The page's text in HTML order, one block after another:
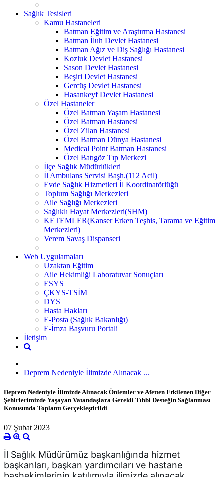
Sağlık Tesisleri
Kamu Hastaneleri
Batman Eğitim ve Araştırma Hastanesi
Batman İluh Devlet Hastanesi
Batman Ağız ve Diş Sağlığı Hastanesi
Kozluk Devlet Hastanesi
Sason Devlet Hastanesi
Beşiri Devlet Hastanesi
Gercüş Devlet Hastanesi
Hasankeyf Devlet Hastanesi
Özel Hastaneler
Özel Batman Yaşam Hastanesi
Özel Batman Hastanesi
Özel Zilan Hastanesi
Özel Batman Dünya Hastanesi
Medical Point Batman Hastanesi
Özel Batıgöz Tıp Merkezi
İlçe Sağlık Müdürlükleri
İl Ambulans Servisi Başh.(112 Acil)
Evde Sağlık Hizmetleri İl Koordinatörlüğü
Toplum Sağlığı Merkezleri
Aile Sağlığı Merkezleri
Sağlıklı Hayat Merkezleri(SHM)
KETEMLER(Kanser Erken Teşhis, Tarama ve Eğitim
Merkezleri)
Verem Savaş Dispanseri
Web Uygulamaları
Uzaktan Eğitim
Aile Hekimliği Laboratuvar Sonuçları
ESYS
ÇKYS-TSİM
DYS
Hasta Hakları
E-Posta (Sağlık Bakanlığı)
E-İmza Başvuru Portali
İletişim
Deprem Nedeniyle İlimizde Alınacak ...
Deprem Nedeniyle İlimizde Alınacak Önlemler ve Afetten Etkilenen Diğer
Şehirlerimizde Yaşayan Vatandaşlara Gerekli Tıbbi Desteğin Sağlanması
Konusunda Toplantı Gerçekleştirildi
07 Şubat 2023
İl Sağlık Müdürümüz başkanlığında hizmet
başkanları, başkan yardımcıları ve hastane